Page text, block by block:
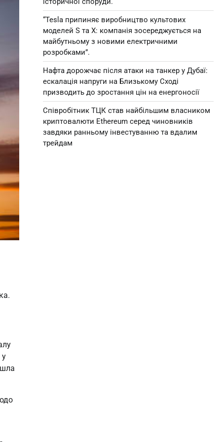
у
“Tesla припиняє виробництво культових
моделей S та X: компанія зосереджується на
майбутньому з новими електричними
розробками”.
Нафта дорожчає після атаки на танкер у Дубаї:
ескалація напруги на Близькому Сході
призводить до зростання цін на енергоносії
Співробітник ТЦК став найбільшим власником
криптовалюти Ethereum серед чиновників
завдяки ранньому інвестуванню та вдалим
трейдам